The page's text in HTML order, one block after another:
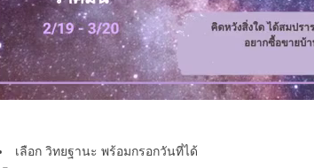
เลือก วิทยฐานะ พร้อมกรอกวันที่ได้